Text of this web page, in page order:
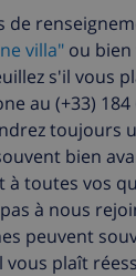
$US
sur
du
de
villa" ou bien
s'il vous
au (+33) 184
toujours
bien
toutes vos
à nous
peuvent
vous plaît